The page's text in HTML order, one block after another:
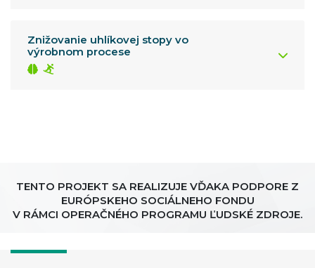
Znižovanie uhlíkovej stopy vo
výrobnom procese
TENTO PROJEKT SA REALIZUJE VĎAKA PODPORE Z
EURÓPSKEHO SOCIÁLNEHO FONDU
V RÁMCI OPERAČNÉHO PROGRAMU ĽUDSKÉ ZDROJE.